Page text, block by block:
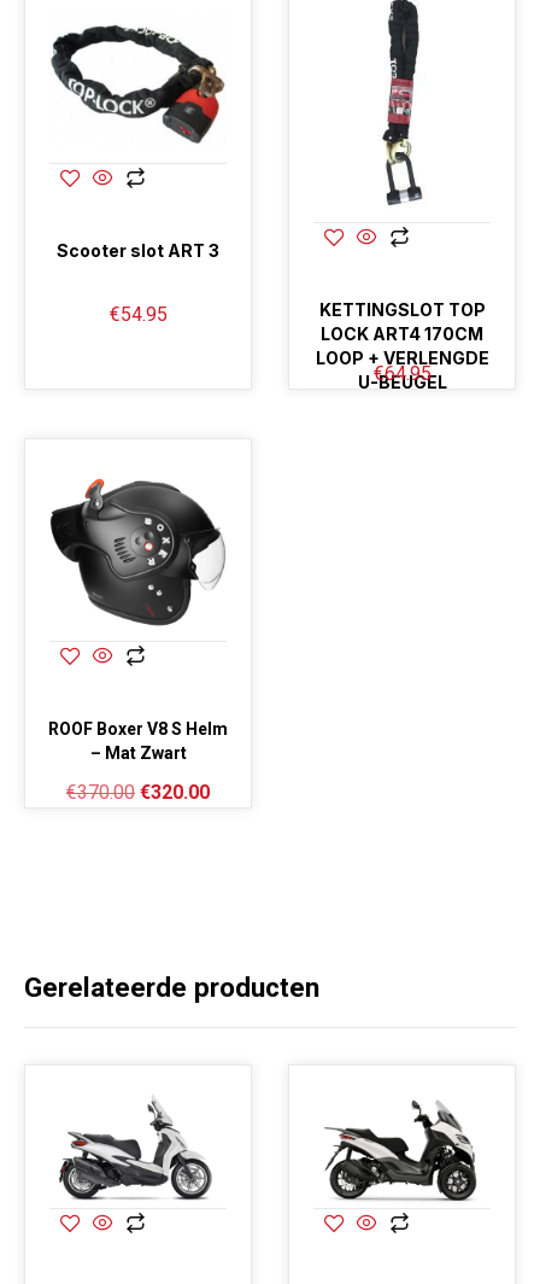
Scooter slot ART 3
€54.95
KETTINGSLOT TOP
LOCK ART4 170CM
LOOP + VERLENGDE
U-BEUGEL
€64.95
ROOF Boxer V8 S Helm
– Mat Zwart
€370.00 €320.00
Gerelateerde producten